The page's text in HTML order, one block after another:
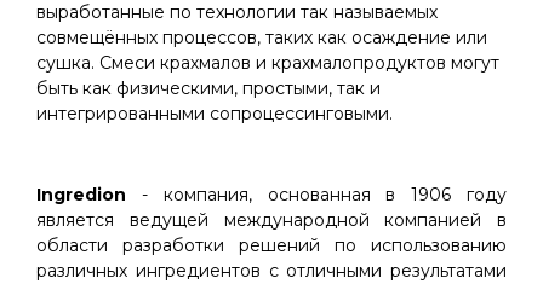
выработанные по технологии так называемых
совмещённых процессов, таких как осаждение или
сушка. Смеси крахмалов и крахмалопродуктов могут
быть как физическими, простыми, так и
интегрированными сопроцессинговыми.
Ingredion - компания, основанная в 1906 году
является ведущей международной компанией в
области разработки решений по использованию
различных ингредиентов с отличными результатами